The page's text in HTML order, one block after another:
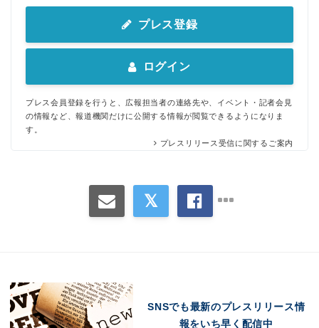
プレス登録
ログイン
プレス会員登録を行うと、広報担当者の連絡先や、イベント・記者会見
の情報など、報道機関だけに公開する情報が閲覧できるようになりま
す。
プレスリリース受信に関するご案内
SNSでも最新のプレスリリース情
報をいち早く配信中